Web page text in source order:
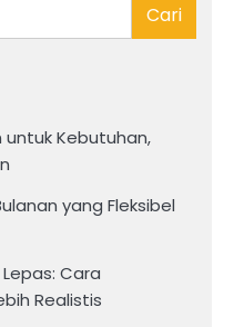
Cari
Kebutuhan,
yang Fleksibel
Cara
Realistis